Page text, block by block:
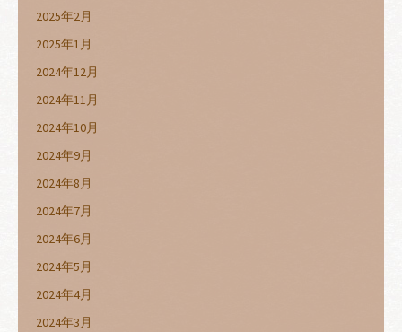
2025年2月
2025年1月
2024年12月
2024年11月
2024年10月
2024年9月
2024年8月
2024年7月
2024年6月
2024年5月
2024年4月
2024年3月